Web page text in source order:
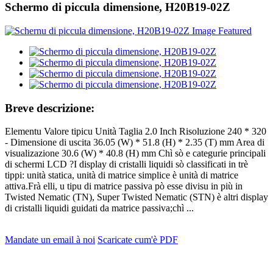
Schermo di piccula dimensione, H20B19-02Z
Breve descrizione:
Elementu Valore tipicu Unità Taglia 2.0 Inch Risoluzione 240 * 320
- Dimensione di uscita 36.05 (W) * 51.8 (H) * 2.35 (T) mm Area di
visualizazione 30.6 (W) * 40.8 (H) mm Chì sò e categurie principali
di schermi LCD ?I display di cristalli liquidi sò classificati in trè
tippi: unità statica, unità di matrice simplice è unità di matrice
attiva.Frà elli, u tipu di matrice passiva pò esse divisu in più in
Twisted Nematic (TN), Super Twisted Nematic (STN) è altri display
di cristalli liquidi guidati da matrice passiva;chì ...
Mandate un email à noi Scaricate cum'è PDF